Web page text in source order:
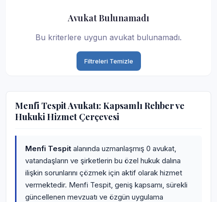
Avukat Bulunamadı
Bu kriterlere uygun avukat bulunamadı.
Filtreleri Temizle
Menfi Tespit Avukatı: Kapsamlı Rehber ve
Hukuki Hizmet Çerçevesi
Menfi Tespit alanında uzmanlaşmış 0 avukat,
vatandaşların ve şirketlerin bu özel hukuk dalına
ilişkin sorunlarını çözmek için aktif olarak hizmet
vermektedir. Menfi Tespit, geniş kapsamı, sürekli
güncellenen mevzuatı ve özgün uygulama